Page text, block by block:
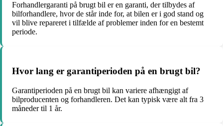
Forhandlergaranti på brugt bil er en garanti, der tilbydes af
bilforhandlere, hvor de står inde for, at bilen er i god stand og
vil blive repareret i tilfælde af problemer inden for en bestemt
periode.
Hvor lang er garantiperioden på en brugt bil?
Garantiperioden på en brugt bil kan variere afhængigt af
bilproducenten og forhandleren. Det kan typisk være alt fra 3
måneder til 1 år.